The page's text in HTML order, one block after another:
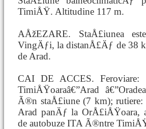
TimiÅŸ. Altitudine 117 m.
AÅžEZARE. StaÅ£iunea
VingÄƒi, la distanÅ£Äƒ de 38
de Arad.
CAI DE ACCES. Feroviare:
TimiÅŸoaraâ€”Arad
Ã®n staÅ£iune (7 km);
Arad panÄƒ la OrÅ£iÅŸoara,
de autobuze ITA Ã®ntre